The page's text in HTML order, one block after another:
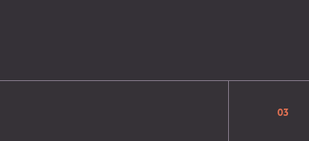
03